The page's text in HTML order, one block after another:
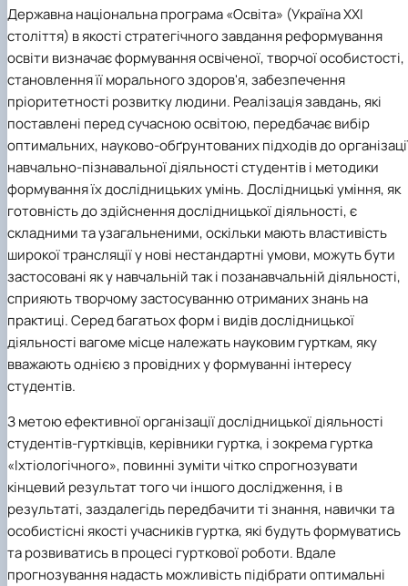
Державна національна програма «Освіта» (Україна ХХІ
століття) в якості стратегічного завдання реформування
освіти визначає формування освіченої, творчої особистості,
становлення її морального здоров'я, забезпечення
пріоритетності розвитку людини. Реалізація завдань, які
поставлені перед сучасною освітою, передбачає вибір
оптимальних, науково-обґрунтованих підходів до
навчально-пізнавальної діяльності студентів і методики
формування їх дослідницьких умінь. Дослідницькі уміння, як
готовність до здійснення дослідницької діяльності, є
складними та узагальненими, оскільки мають властивість
широкої трансляції у нові нестандартні умови, можуть бути
застосовані як у навчальній так і позанавчальній діяльності,
сприяють творчому застосуванню отриманих знань на
практиці. Серед багатьох форм і видів дослідницької
діяльності вагоме місце належать науковим гурткам, яку
вважають однією з провідних у формуванні інтересу
студентів.
З метою ефективної організації дослідницької діяльності
студентів-гуртківців, керівники гуртка, і зокрема гуртка
«Іхтіологічного», повинні зуміти чітко спрогнозувати
кінцевий результат того чи іншого дослідження, і в
результаті, заздалегідь передбачити ті знання, навички та
особистісні якості учасників гуртка, які будуть формуватись
та розвиватись в процесі гурткової роботи. Вдале
прогнозування надасть можливість підібрати оптимальні